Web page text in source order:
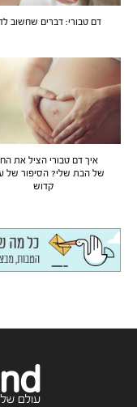
דם טבורי: דברים שחשוב
איך דם טבורי הציל את
של הבת שלי? הסיפור של
קדוש